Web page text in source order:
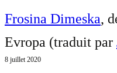
Frosina Dimeska,
Evropa (traduit par
8 juillet 2020